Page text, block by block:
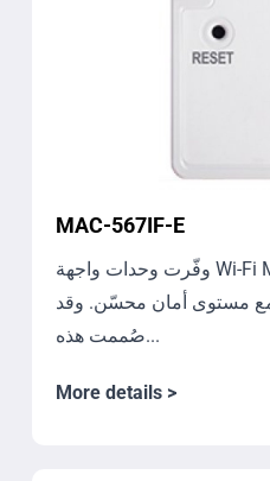
MAC-567IF-E
وفّرت وحدات واجهة Wi-Fi ‏MAC-567IF-E أداءً مستقراً
مستوى أمان محسّن. وقد
صُممت هذه...
More details >